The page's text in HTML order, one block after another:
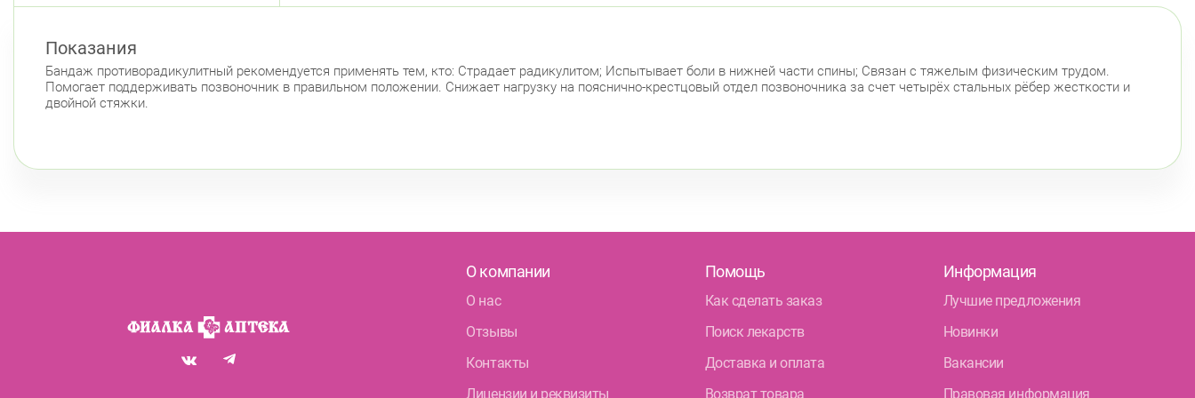
Показания
Бандаж противорадикулитный рекомендуется применять тем, кто: Страдает радикулитом; Испытывает боли в нижней части спины; Связан с тяжелым физическим трудом.
Помогает поддерживать позвоночник в правильном положении. Снижает нагрузку на пояснично-крестцовый отдел позвоночника за счет четырёх стальных рёбер жесткости и
двойной стяжки.
О компании
О нас
Отзывы
Контакты
Лицензии и реквизиты
Помощь
Как сделать заказ
Поиск лекарств
Доставка и оплата
Возврат товара
Информация
Лучшие предложения
Новинки
Вакансии
Правовая информация